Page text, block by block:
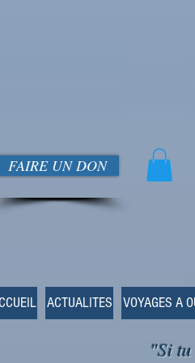
FAIRE UN DON
ACTUALITES VOYAGES A
"Si